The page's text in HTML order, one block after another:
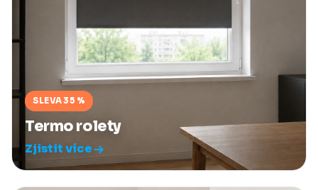
SLEVA 35 %
Termo rolety
Zjistit více